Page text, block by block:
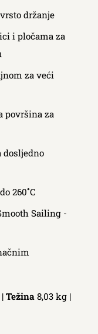
držanje
i pločama za
za veći
površina za
dosljedno
260˚C
Sailing -
Težina 8,03 kg |